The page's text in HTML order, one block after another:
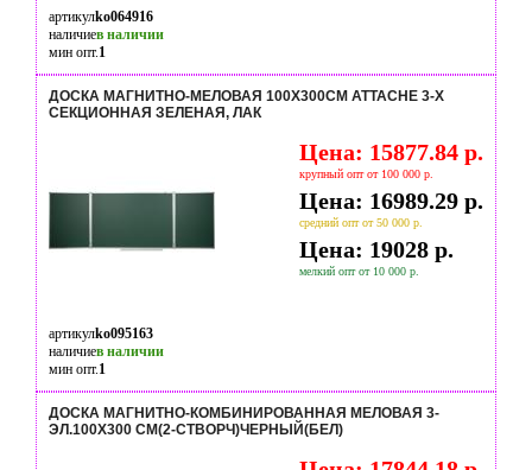
артикулko064916
наличиев наличии
мин опт.1
ДОСКА МАГНИТНО-МЕЛОВАЯ 100Х300СМ ATTACHE 3-Х
СЕКЦИОННАЯ ЗЕЛЕНАЯ, ЛАК
Цена: 15877.84 р.
крупный опт от 100 000 р.
Цена: 16989.29 р.
средний опт от 50 000 р.
Цена: 19028 р.
мелкий опт от 10 000 р.
артикулko095163
наличиев наличии
мин опт.1
ДОСКА МАГНИТНО-КОМБИНИРОВАННАЯ МЕЛОВАЯ 3-
ЭЛ.100X300 СМ(2-СТВОРЧ)ЧЕРНЫЙ(БЕЛ)